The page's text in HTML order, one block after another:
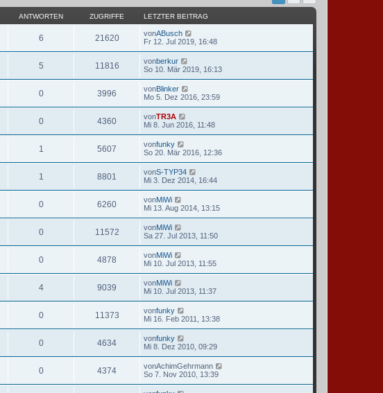
ANTWORTEN ZUGRIFFE LETZTER BEITRAG
6 21620 vonABusch
Fr 12. Jul 2019, 16:48
5 11816 vonberkur
So 10. Mär 2019, 16:13
0 3996 vonBlinker
Mo 5. Dez 2016, 23:59
0 4360 vonTR3A
Mi 8. Jun 2016, 11:48
1 5607 vonfunky
So 20. Mär 2016, 12:36
1 8801 vonS-TYP34
Mi 3. Dez 2014, 16:44
0 6260 vonMiWi
Mi 13. Aug 2014, 13:15
0 11572 vonMiWi
Sa 27. Jul 2013, 11:50
0 4878 vonMiWi
Mi 10. Jul 2013, 11:55
4 9039 vonMiWi
Mi 10. Jul 2013, 11:37
0 11373 vonfunky
Mi 16. Feb 2011, 13:38
0 4634 vonfunky
Mi 8. Dez 2010, 09:29
0 4374 vonAchimGehrmann
So 7. Nov 2010, 13:39